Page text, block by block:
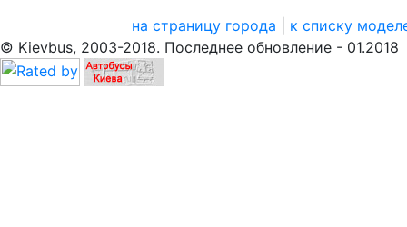
на страницу города
к списку
© Kievbus, 2003-2018. Последнее обновление - 01.2018